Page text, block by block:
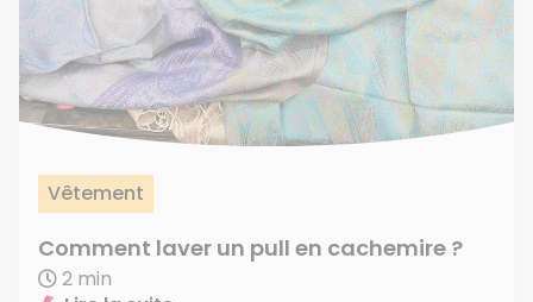
Vêtement
Comment laver un pull en cachemire ?
2 min